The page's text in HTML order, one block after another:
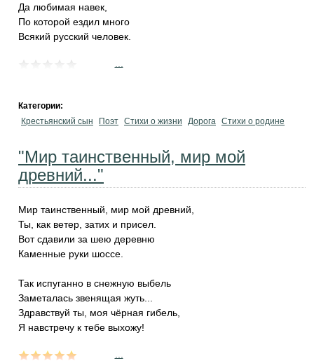
Да любимая навек,
По которой ездил много
Всякий русский человек.
Категории:
Крестьянский сын
Поэт Стихи о жизни Дорога Стихи о родине
"Мир таинственный, мир мой
древний..."
Мир таинственный, мир мой древний,
Ты, как ветер, затих и присел.
Вот сдавили за шею деревню
Каменные руки шоссе.
Так испуганно в снежную выбель
Заметалась звенящая жуть...
Здравствуй ты, моя чёрная гибель,
Я навстречу к тебе выхожу!